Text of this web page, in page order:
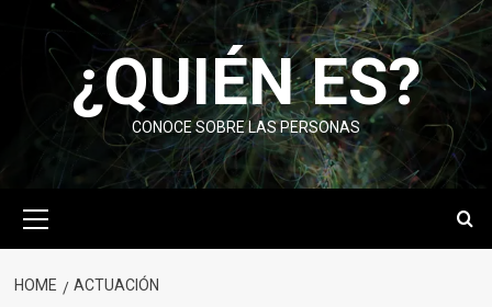
¿QUIÉN ES?
CONOCE SOBRE LAS PERSONAS
Menu
HOME ACTUACIÓN